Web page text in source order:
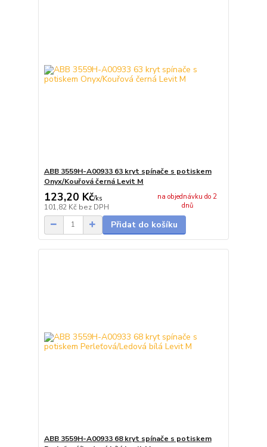
ABB 3559H-A00933 63 kryt spínače s potiskem
Onyx/Kouřová černá Levit M
123,20 Kč/ks
101,82 Kč bez DPH
na objednávku do 2
dnů
Přidat do košíku
ABB 3559H-A00933 68 kryt spínače s potiskem